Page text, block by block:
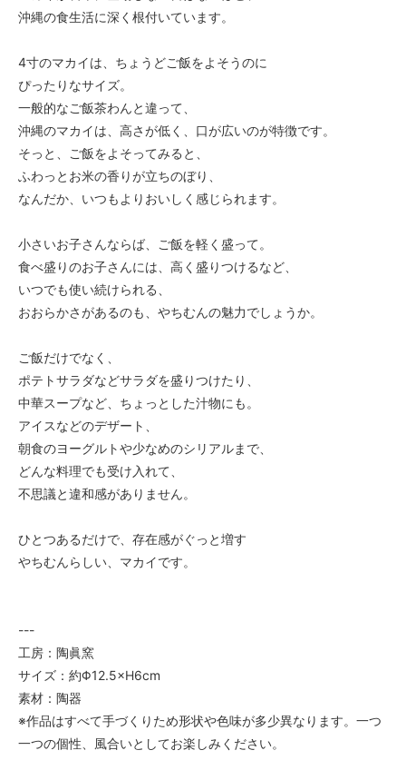
沖縄の食生活に深く根付いています。
4寸のマカイは、ちょうどご飯をよそうのに
ぴったりなサイズ。
一般的なご飯茶わんと違って、
沖縄のマカイは、高さが低く、口が広いのが特徴です。
そっと、ご飯をよそってみると、
ふわっとお米の香りが立ちのぼり、
なんだか、いつもよりおいしく感じられます。
小さいお子さんならば、ご飯を軽く盛って。
食べ盛りのお子さんには、高く盛りつけるなど、
いつでも使い続けられる、
おおらかさがあるのも、やちむんの魅力でしょうか。
ご飯だけでなく、
ポテトサラダなどサラダを盛りつけたり、
中華スープなど、ちょっとした汁物にも。
アイスなどのデザート、
朝食のヨーグルトや少なめのシリアルまで、
どんな料理でも受け入れて、
不思議と違和感がありません。
ひとつあるだけで、存在感がぐっと増す
やちむんらしい、マカイです。
---
工房：陶眞窯
サイズ：約Φ12.5×H6cm
素材：陶器
※作品はすべて手づくりため形状や色味が多少異なります。一つ
一つの個性、風合いとしてお楽しみください。